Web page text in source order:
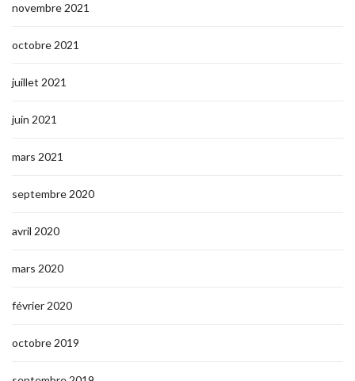
novembre 2021
octobre 2021
juillet 2021
juin 2021
mars 2021
septembre 2020
avril 2020
mars 2020
février 2020
octobre 2019